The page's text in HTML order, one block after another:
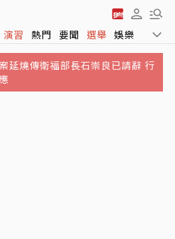
演習 熱門 要聞 選舉 娛樂 運動
動速度再放慢 這時間點影響台灣